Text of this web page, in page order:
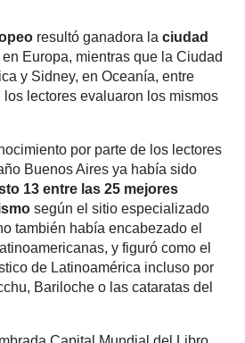
resultó ganadora la ciudad
en Europa, mientras que la Ciudad
y Sidney, en Oceanía, entre
lectores evaluaron los mismos
por parte de los lectores
Buenos Aires ya había sido
13 entre las 25 mejores
según el sitio especializado
también había encabezado el
y figuró como el
de Latinoamérica incluso por
Bariloche o las cataratas del